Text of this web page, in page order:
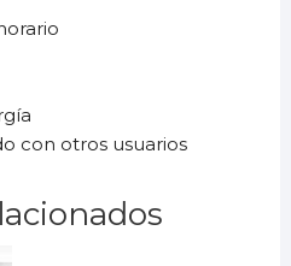
con otros usuarios